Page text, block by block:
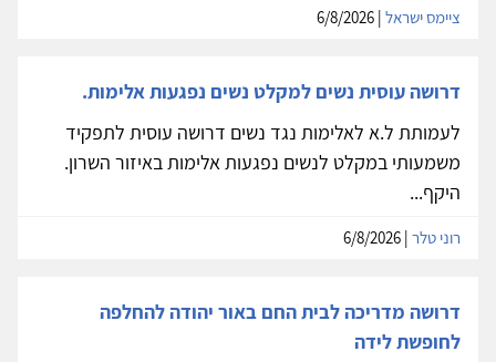
ציימס ישראל
דרושה עוסית נשים למקלט נשים נפגעות אלימות.
לעמותת ל.א לאלימות נגד נשים דרושה עוסית לתפקיד
משמעותי במקלט לנשים נפגעות אלימות באיזור השרון.
היקף...
רוני טלר
דרושה מדריכה לבית החם באור יהודה להחלפה
לחופשת לידה